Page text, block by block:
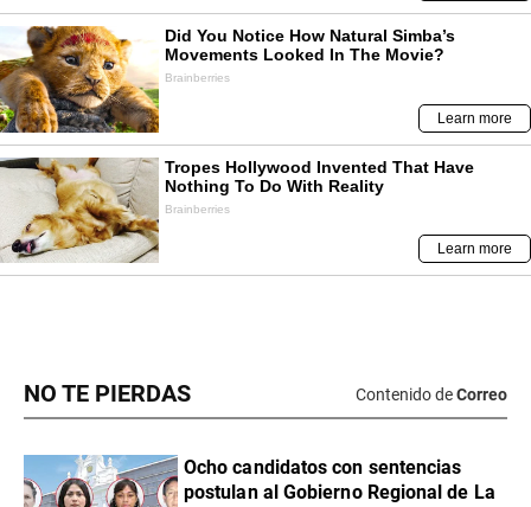
NO TE PIERDAS Contenido deCorreo
Ocho candidatos con sentencias
postulan al Gobierno Regional de La